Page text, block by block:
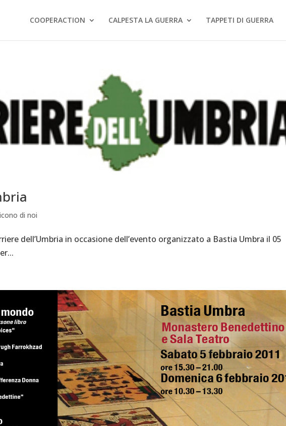
COOPERACTION CALPESTA LA GUERRA TAPPETI DI GUERRA
di noi
dell’Umbria in occasione dell’evento organizzato a Bastia Umbra il 05